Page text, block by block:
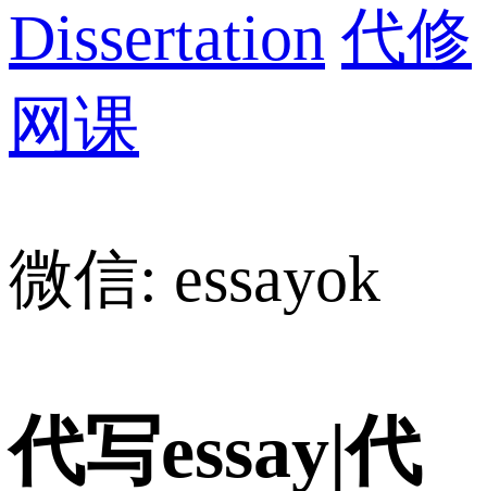
Dissertation 代修
网课
微信: essayok
代写essay|代